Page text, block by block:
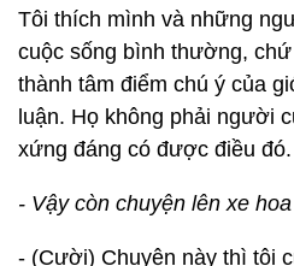
Tôi thích mình và những
cuộc sống bình thường,
thành tâm điểm chú ý của
luận. Họ không phải người
xứng đáng có được điều đó.
- Vậy còn chuyện lên xe
- (Cười) Chuyện này thì tôi